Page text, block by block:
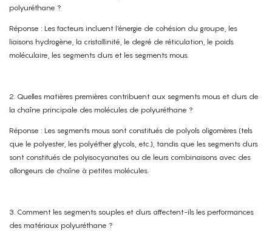
polyuréthane ?
Réponse : Les facteurs incluent l'énergie de cohésion du groupe, les
liaisons hydrogène, la cristallinité, le degré de réticulation, le poids
moléculaire, les segments durs et les segments mous.
2. Quelles matières premières contribuent aux segments mous et durs de
la chaîne principale des molécules de polyuréthane ?
Réponse : Les segments mous sont constitués de polyols oligomères (tels
que le polyester, les polyéther glycols, etc.), tandis que les segments durs
sont constitués de polyisocyanates ou de leurs combinaisons avec des
allongeurs de chaîne à petites molécules.
3. Comment les segments souples et durs affectent-ils les performances
des matériaux polyuréthane ?